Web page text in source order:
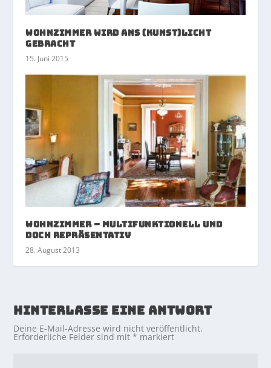
Wohnzimmer wird ans (Kunst)Licht
gebracht
15. Juni 2015
Wohnzimmer – multifunktionell und
doch repräsentativ
28. August 2013
HINTERLASSE EINE ANTWORT
Deine E-Mail-Adresse wird nicht veröffentlicht.
Erforderliche Felder sind mit* markiert